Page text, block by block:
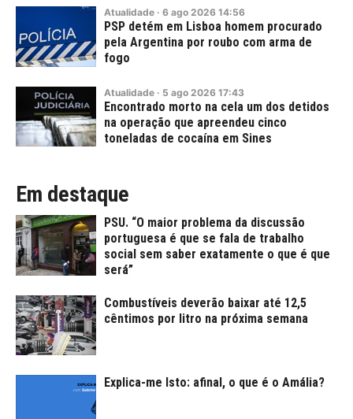
Atualidade · 6 ago 2026 14:56
PSP detém em Lisboa homem procurado
pela Argentina por roubo com arma de
fogo
Atualidade · 5 ago 2026 17:43
Encontrado morto na cela um dos detidos
na operação que apreendeu cinco
toneladas de cocaína em Sines
Em destaque
PSU. “O maior problema da discussão
portuguesa é que se fala de trabalho
social sem saber exatamente o que é que
será”
Combustíveis deverão baixar até 12,5
cêntimos por litro na próxima semana
Explica-me Isto: afinal, o que é o Amália?